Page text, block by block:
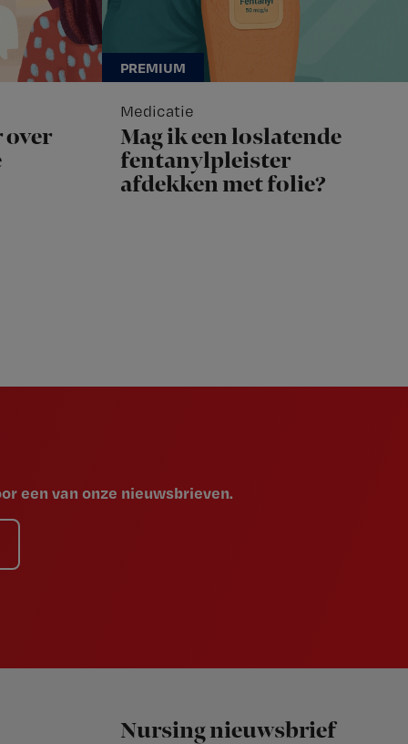
over
Medicatie
Mag ik een loslatende
fentanylpleister
afdekken met folie?
een van onze nieuwsbrieven.
Nursing nieuwsbrief